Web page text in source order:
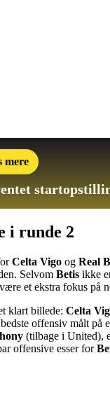
mere
i runde 2
Celta Vigo og Real
Selvom Betis ikke
et ekstra fokus på
klart billede: Celta
offensiv målt
(tilbage i United),
offensive esser for